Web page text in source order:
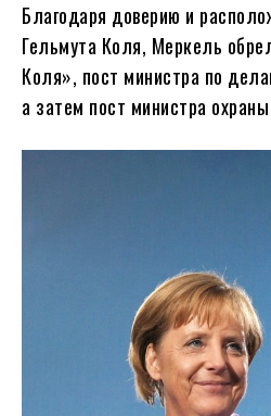
Благодаря доверию и
Гельмута Коля, Меркель
Коля», пост министра по
а затем пост министра